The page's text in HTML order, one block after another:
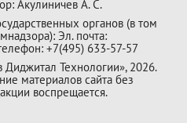
Акулиничев А. С.
органов (в том
Эл. почта:
+7(495) 633-57-57
Технологии», 2026.
материалов сайта без
воспрещается.